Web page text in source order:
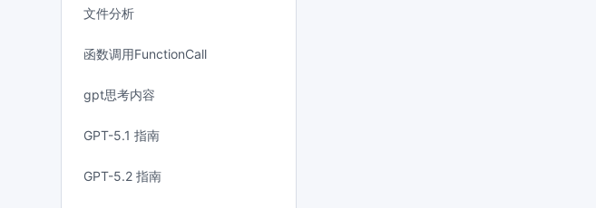
文件分析
函数调用FunctionCall
gpt思考内容
GPT-5.1 指南
GPT-5.2 指南